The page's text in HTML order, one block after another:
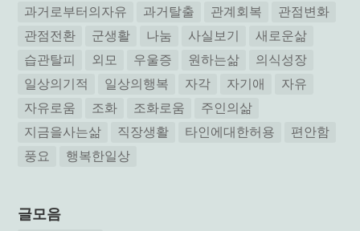
과거로부터의자유
과거탈출 관계회복
관점변화
관점전환
군생활 나눔 사실보기
새로운삶
습관탈피
외모 우울증 원하는삶
의식성장
일상의기적
일상의행복 자각 자기애
자유
자유로움
조화 조화로움
주인의삶
지금을사는삶
직장생활 타인에대한허용
편안함
풍요
행복한일상
글모음